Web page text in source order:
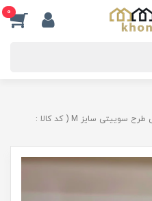
0
تابه مستطیل چینی طرح دار گلد کیش طرح سوییتی سایز M ( کد کالا :